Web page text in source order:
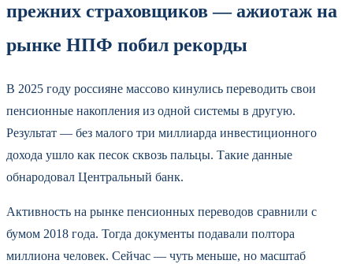
прежних страховщиков — ажиотаж на
рынке НПФ побил рекорды
В 2025 году россияне массово кинулись переводить свои
пенсионные накопления из одной системы в другую.
Результат — без малого три миллиарда инвестиционного
дохода ушло как песок сквозь пальцы. Такие данные
обнародовал Центральный банк.
Активность на рынке пенсионных переводов сравнили с
бумом 2018 года. Тогда документы подавали полтора
миллиона человек. Сейчас — чуть меньше, но масштаб